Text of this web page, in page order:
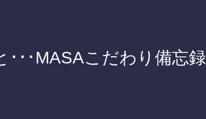
･･･MASAこだわり備忘録